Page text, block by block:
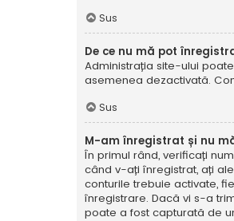
Sus
De ce nu mă pot
Administrația site-ului
asemenea dezactivată.
Sus
M-am înregistrat și nu
În primul rând, verificați
când v-ați înregistrat, ați
conturile trebuie activate,
înregistrare. Dacă vi s-a
poate a fost capturată de